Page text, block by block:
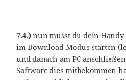
7.4.) nun musst du dein Handy
im Download-Modus starten
und danach am PC
Software dies mitbekommen